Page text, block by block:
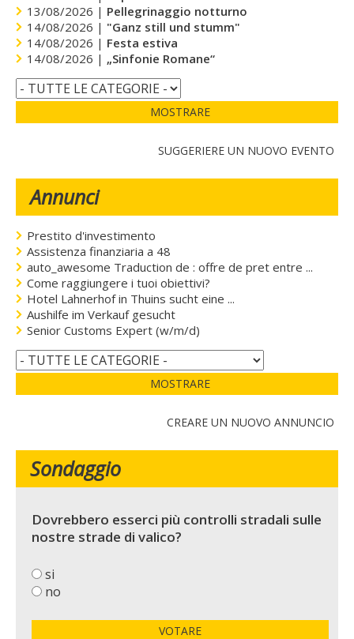
13/08/2026 | Pellegrinaggio notturno
14/08/2026 | "Ganz still und stumm"
14/08/2026 | Festa estiva
14/08/2026 | „Sinfonie Romane“
MOSTRARE
SUGGERIERE UN NUOVO EVENTO
Annunci
Prestito d'investimento
Assistenza finanziaria a 48
auto_awesome Traduction de : offre de pret entre ...
Come raggiungere i tuoi obiettivi?
Hotel Lahnerhof in Thuins sucht eine ...
Aushilfe im Verkauf gesucht
Senior Customs Expert (w/m/d)
MOSTRARE
CREARE UN NUOVO ANNUNCIO
Sondaggio
Dovrebbero esserci più controlli stradali sulle
nostre strade di valico?
si
no
VOTARE